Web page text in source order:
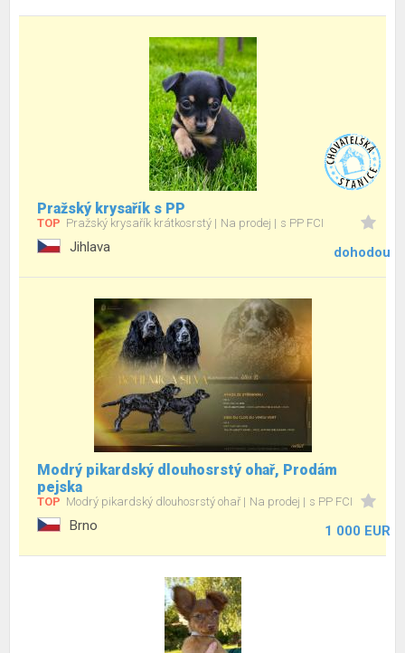
Pražský krysařík s PP
TOP Pražský krysařík krátkosrstý Na prodej s PP FCI
Jihlava dohodou
Modrý pikardský dlouhosrstý ohař, Prodám
pejska
TOP Modrý pikardský dlouhosrstý ohař Na prodej s PP FCI
Brno 1 000 EUR